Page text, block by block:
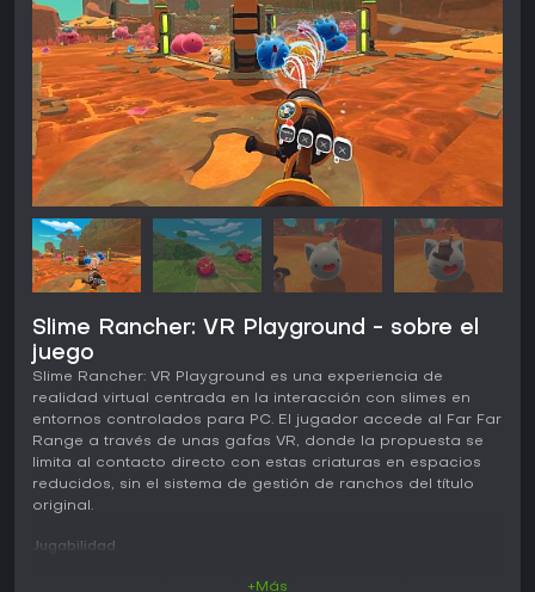
Slime Rancher: VR Playground - sobre el
juego
Slime Rancher: VR Playground es una experiencia de
realidad virtual centrada en la interacción con slimes en
entornos controlados para PC. El jugador accede al Far Far
Range a través de unas gafas VR, donde la propuesta se
limita al contacto directo con estas criaturas en espacios
reducidos, sin el sistema de gestión de ranchos del título
original.
Jugabilidad
+Más